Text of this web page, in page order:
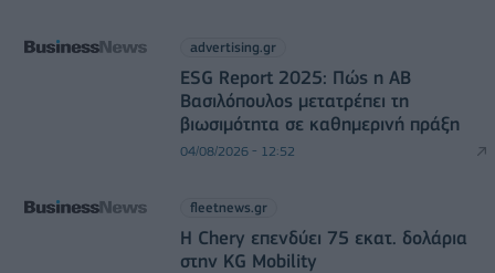
advertising.gr
ESG Report 2025: Πώς η ΑΒ
Βασιλόπουλος μετατρέπει τη
βιωσιμότητα σε καθημερινή πράξη
04/08/2026 - 12:52
fleetnews.gr
Η Chery επενδύει 75 εκατ. δολάρια
στην KG Mobility